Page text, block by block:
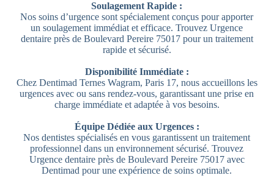
Soulagement Rapide :
Nos soins d’urgence sont spécialement conçus pour apporter
un soulagement immédiat et efficace. Trouvez Urgence
dentaire près de Boulevard Pereire 75017 pour un traitement
rapide et sécurisé.
Disponibilité Immédiate :
Chez Dentimad Ternes Wagram, Paris 17, nous accueillons les
urgences avec ou sans rendez-vous, garantissant une prise en
charge immédiate et adaptée à vos besoins.
Équipe Dédiée aux Urgences :
Nos dentistes spécialisés en vous garantissent un traitement
professionnel dans un environnement sécurisé. Trouvez
Urgence dentaire près de Boulevard Pereire 75017 avec
Dentimad pour une expérience de soins optimale.